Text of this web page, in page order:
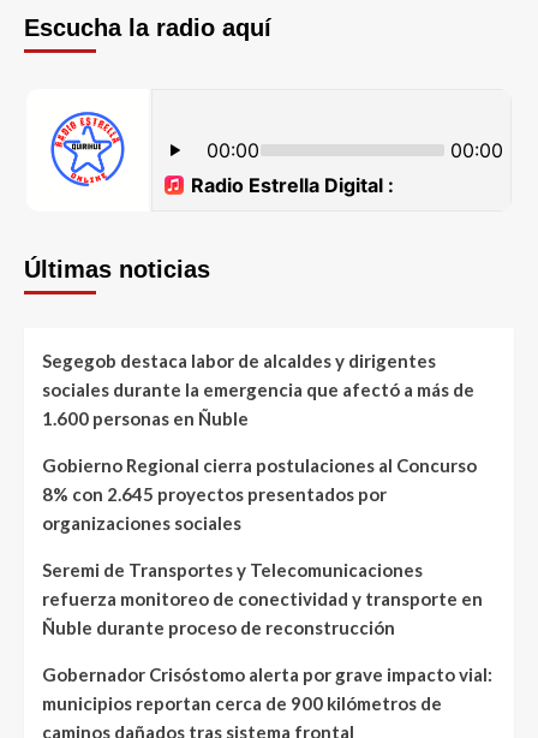
Escucha la radio aquí
Últimas noticias
Segegob destaca labor de alcaldes y dirigentes
sociales durante la emergencia que afectó a más de
1.600 personas en Ñuble
Gobierno Regional cierra postulaciones al Concurso
8% con 2.645 proyectos presentados por
organizaciones sociales
Seremi de Transportes y Telecomunicaciones
refuerza monitoreo de conectividad y transporte en
Ñuble durante proceso de reconstrucción
Gobernador Crisóstomo alerta por grave impacto vial:
municipios reportan cerca de 900 kilómetros de
caminos dañados tras sistema frontal